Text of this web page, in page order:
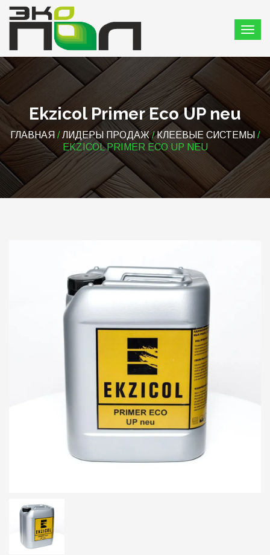
Ekzicol Primer Eco UP neu
ГЛАВНАЯ /ЛИДЕРЫ ПРОДАЖ/КЛЕЕВЫЕ СИСТЕМЫ /
EKZICOL PRIMER ECO UP NEU